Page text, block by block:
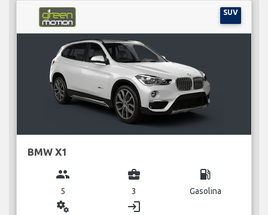
SUV
BMW X1
group
5
business_center
3
local_gas_station
Gasolina
miscellaneous_services login